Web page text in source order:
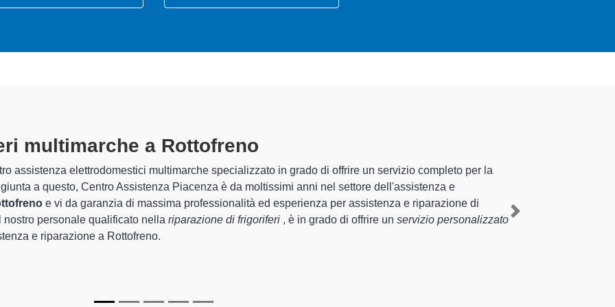
Multimarche A Rottofreno
Assistenza Piacenza sono in grado di garantire al cliente esperienza pluriennale nel territorio di Rottofreno e
la sistemazione e lariparazione del tuo frigorifero a Rottofreno, mediante il ripristino rapido del corretto
di Centro Assistenza Piacenza sono in grado di fornire interventi di diverse tipologie sugli elettrodomestici da
funzionanti e durare a lungo nel tempo.
Next